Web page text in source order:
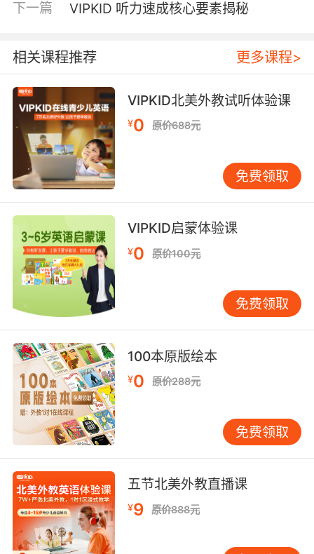
势：打造听力思维引擎 VIPKID严选的100%北美
更掌握听力思维导图教学法。外教在授课中巧妙
运用视觉符号系统，将听力重点转化为可追溯的
思维路径：当遇到数字、日期等易错信息时，通
过板书同步绘制时间轴；遇见观点态度题，则用
表情符号标注情感倾向。这种具象化教学策略，
使学员的听力笔记效率提升62%，信息抓取准确
率提高38%。 区别于传统课堂的单向灌输，
VIPKID的三维互动模式要求外教在每分钟课程中
完成至少3次双向反馈。当学员误听affect为
effect时，外教会立即暂停并可视化展示两词的
发音舌位图；遇到文化背景相关的表达，则穿插
英美剧经典片段进行对比解析。这种高频互动机
制，使得90%的学员在四周内即可建立起英语母
语者的听觉条件反射。 三、智能技术赋能：重塑
听力训练范式 VIPKID自主研发的ERE（English
Receptive Environment）智能系统，通过语音
识别、语义分析和学习行为建模三大核心技术，
为每位学员绘制听力能力图谱。系统实时监测学
员的语音辨识准确率、信息复述完整度等12项指
标，动态调整课程难度。例如当系统检测到学员
在数字辨听环节的准确率低于80%，会自动推送
机场登机口广播专项训练包。 基于AI技术的影子
跟读训练模块，采用0.8-1.2倍速可调的变速跟读
功能。学员在模仿华尔街日报主播发音时，系统
会智能标注连读、重音等发音特征，并通过声纹
对比给出改进建议。数据显示，持续使用该功能2
周的学员，语音辨识敏感度提升54%，语流切分
能力提高31%。 四、效果验证机制：构建听力能
下一篇 VIPKID 听力速成核心要素揭秘
相关课程推荐 更多课程>
VIPKID北美外教试听体验课
¥0 原价688元
免费领取
VIPKID启蒙体验课
¥0 原价100元
免费领取
100本原版绘本
¥0 原价288元
免费领取
五节北美外教直播课
¥9 原价888元